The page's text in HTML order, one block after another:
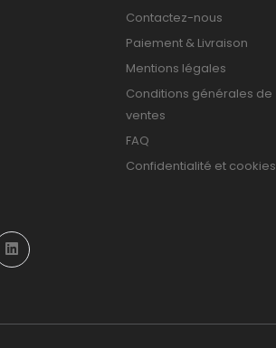
Contactez-nous
Paiement & Livraison
Mentions légales
Conditions générales de
ventes
FAQ
Confidentialité et cookies